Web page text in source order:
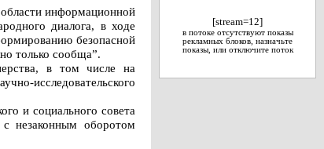
информационной
диалога, в ходе
безопасной
только сообща”.
в том числе на
исследовательского
и социального совета
незаконным оборотом
[stream=12]
в потоке отсутствуют показы
рекламных блоков, назначьте
показы, или отключите поток